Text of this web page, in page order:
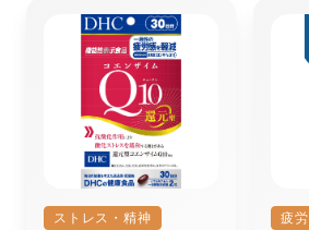
ストレス・精神
疲労